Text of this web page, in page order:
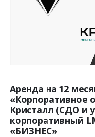
Аренда на 12
«Корпоративное
Кристалл (СДО и
корпоративный
«БИЗНЕС»